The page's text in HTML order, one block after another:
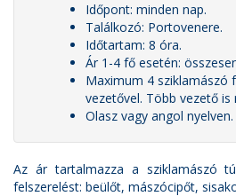
Időpont: minden nap.
Találkozó: Portovenere.
Időtartam: 8 óra.
Ár 1-4 fő esetén:
Maximum 4 sziklamászó
vezetővel. Több vezető is
Olasz vagy angol nyelven.
Az ár tartalmazza a sziklamászó
felszerelést: beülőt, mászócipőt,